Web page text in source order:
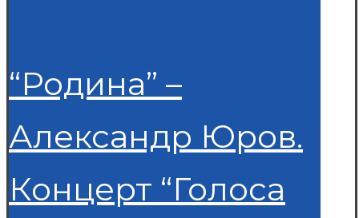
“Родина” –
Александр Юров.
Концерт “Голоса